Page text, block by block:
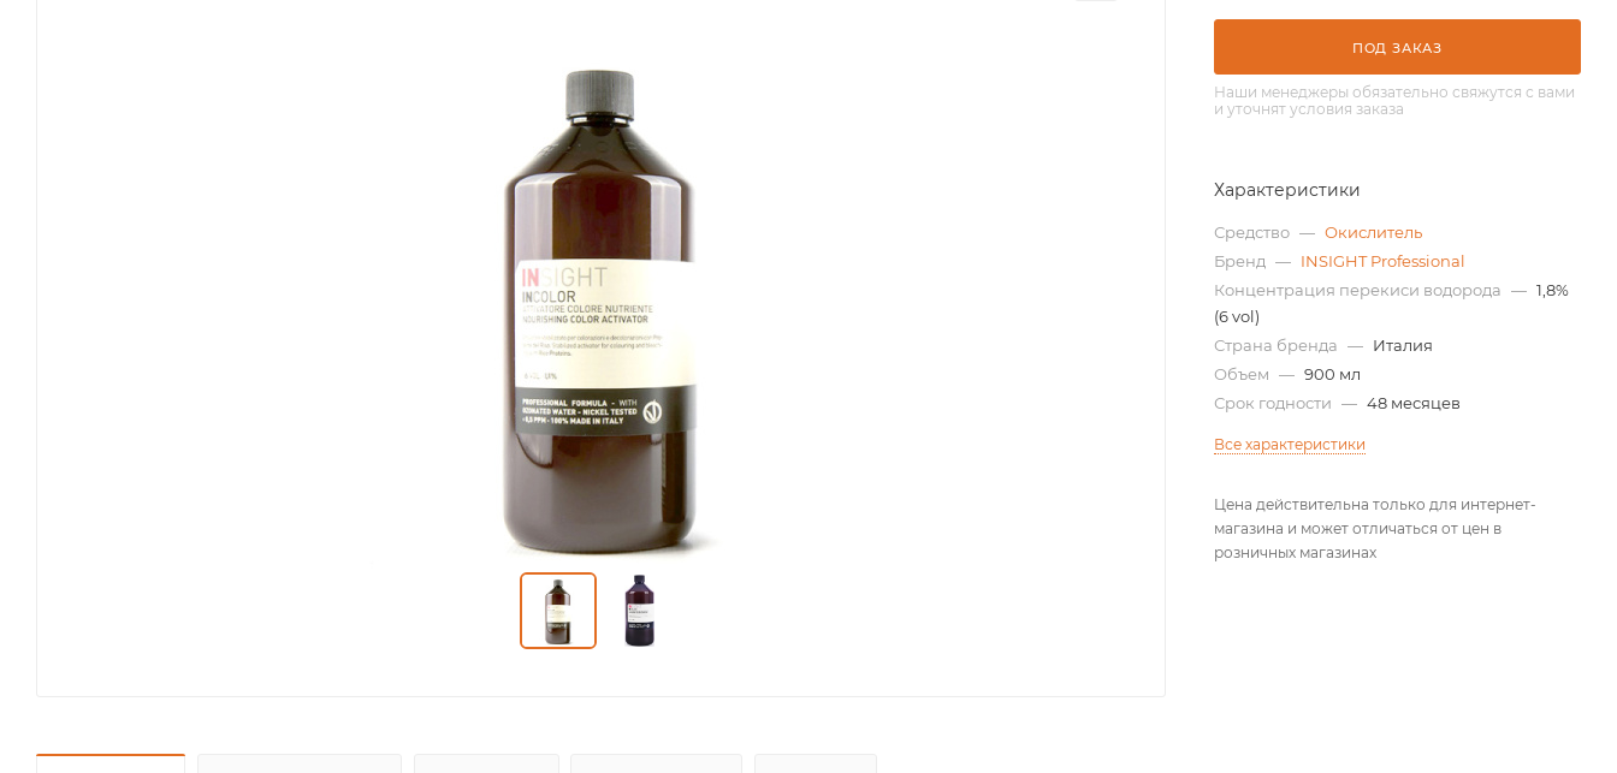
ПОД ЗАКАЗ
Наши менеджеры обязательно свяжутся с вами
и уточнят условия заказа
Характеристики
Средство — Окислитель
Бренд — INSIGHT Professional
Концентрация перекиси водорода — 1,8%
(6 vol)
Страна бренда — Италия
Объем — 900 мл
Срок годности — 48 месяцев
Все характеристики
Цена действительна только для интернет-
магазина и может отличаться от цен в
розничных магазинах